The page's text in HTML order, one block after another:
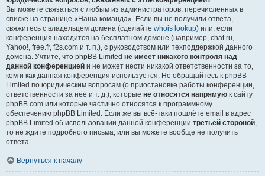
Вы можете связаться с любым из администраторов, перечисленных в
списке на странице «Наша команда». Если вы не получили ответа,
свяжитесь с владельцем домена (сделайте whois lookup) или, если
конференция находится на бесплатном домене (например, chat.ru,
Yahoo!, free.fr, f2s.com и т. п.), с руководством или техподдержкой данного
домена. Учтите, что phpBB Limited не имеет никакого контроля над
данной конференцией и не может нести никакой ответственности за то,
кем и как данная конференция используется. Не обращайтесь к phpBB
Limited по юридическим вопросам (о приостановке работы конференции,
ответственности за неё и т. д.), которые не относятся напрямую к сайту
phpBB.com или которые частично относятся к программному
обеспечению phpBB Limited. Если же вы всё-таки пошлёте email в адрес
phpBB Limited об использовании данной конференции третьей стороной,
то не ждите подробного письма, или вы можете вообще не получить
ответа.
Вернуться к началу